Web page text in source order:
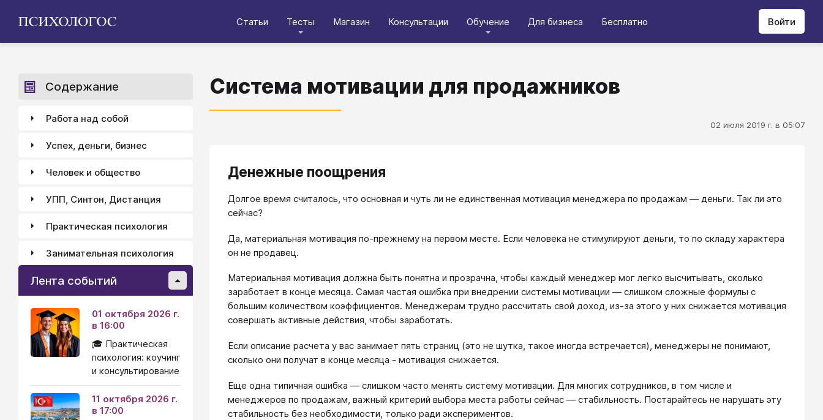
Статьи Тесты Магазин Консультации Обучение Для бизнеса Бесплатно Войти
Система мотивации для продажников
02 июля 2019 г. в 05:07
Денежные поощрения
Долгое время считалось, что основная и чуть ли не единственная мотивация менеджера по продажам — деньги. Так ли это
сейчас?
Да, материальная мотивация по-прежнему на первом месте. Если человека не стимулируют деньги, то по складу характера
он не продавец.
Материальная мотивация должна быть понятна и прозрачна, чтобы каждый менеджер мог легко высчитывать, сколько
заработает в конце месяца. Самая частая ошибка при внедрении системы мотивации — слишком сложные формулы с
большим количеством коэффициентов. Менеджерам трудно рассчитать свой доход, из-за этого у них снижается мотивация
совершать активные действия, чтобы заработать.
Если описание расчета у вас занимает пять страниц (это не шутка, такое иногда встречается), менеджеры не понимают,
сколько они получат в конце месяца - мотивация снижается.
Еще одна типичная ошибка — слишком часто менять систему мотивации. Для многих сотрудников, в том числе и
менеджеров по продажам, важный критерий выбора места работы сейчас — стабильность. Постарайтесь не нарушать эту
стабильность без необходимости, только ради экспериментов.
Содержание
Работа над собой
Успех, деньги, бизнес
Человек и общество
УПП, Синтон, Дистанция
Практическая психология
Занимательная психология
Лента событий
01 октября 2026 г.
в 16:00
🎓 Практическая
психология: коучинг
и консультирование
11 октября 2026 г.
в 17:00